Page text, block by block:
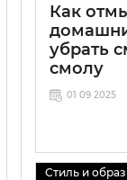
Как
убрать
смолу
01 09 2025
Стиль и